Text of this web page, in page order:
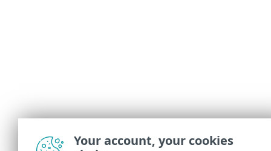
Your account, your cookies